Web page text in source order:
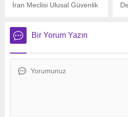
İran Meclisi Ulusal Güvenlik
ABD’nin İran’daki nükleer
tesislere düzenlediği
saldırıya ilişkin sert
Bir Yorum Yazın